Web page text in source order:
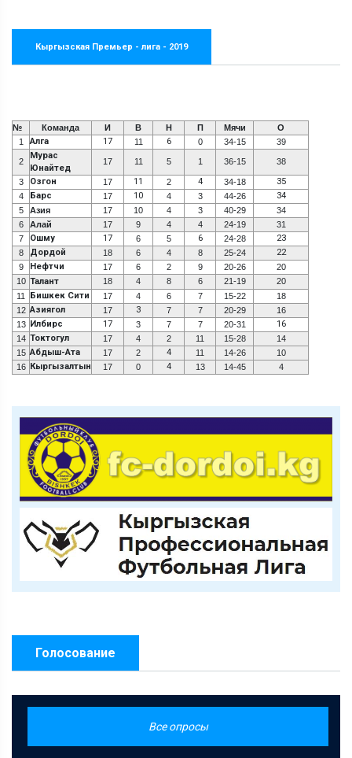
Кыргызская Премьер - лига - 2019
№ Команда И В Н П Мячи
О
1
Алга 17 11 6 0 34-15 39
2
Мурас
Юнайтед
17 11 5 1 36-15 38
3 Озгон 17 11 2 4 34-18 35
4 Барс 17 10 4 3 44-26 34
5 Азия 17 10 4 3 40-29
34
6
Алай 17 9 4 4 24-19
31
7
Ошму 17 6 5 6 24-28 23
8 Дордой 18 6 4 8 25-24 22
9 Нефтчи 17 6 2 9 20-26
20
10 Талант 18 4 8 6 21-19
20
11
Бишкек Сити 17 4 6 7 15-22
18
12 Азиягол 17 3 7 7 20-29
16
13 Илбирс 17 3 7 7 20-31 16
14 Токтогул 17 4 2 11 15-28
14
15 Абдыш-Ата 17 2 4 11 14-26
10
16 Кыргызалтын 17 0 4 13 14-45 4
Голосование
Все опросы